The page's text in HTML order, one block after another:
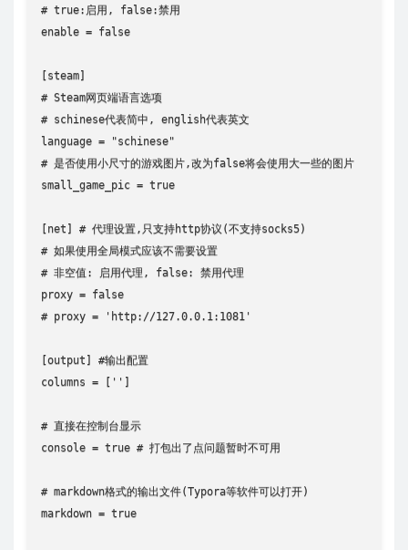
# true:启用, false:禁用
enable = false
[steam]
# Steam网页端语言选项
# schinese代表简中, english代表英文
language = "schinese"
# 是否使用小尺寸的游戏图片,改为false将会使用大一些的图片
small_game_pic = true
[net] # 代理设置,只支持http协议(不支持socks5)
# 如果使用全局模式应该不需要设置
# 非空值: 启用代理, false: 禁用代理
proxy = false
# proxy = 'http://127.0.0.1:1081'
[output] #输出配置
columns = ['']
# 直接在控制台显示
console = true # 打包出了点问题暂时不可用
# markdown格式的输出文件(Typora等软件可以打开)
markdown = true